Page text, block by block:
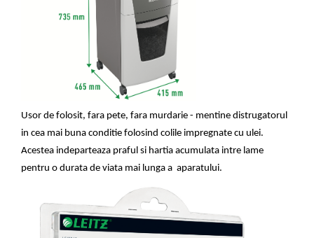
Usor de folosit, fara pete, fara murdarie - mentine distrugatorul
in cea mai buna conditie folosind colile impregnate cu ulei.
Acestea indeparteaza praful si hartia acumulata intre lame
pentru o durata de viata mai lunga a aparatului.